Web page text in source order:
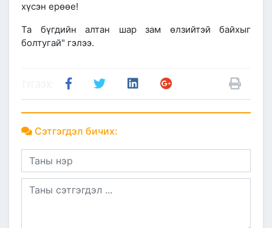
хүсэн ерөөе!
Та бүгдийн алтан шар зам өлзийтэй байхыг
болтугай" гэлээ.
Сэтгэгдэл бичих: